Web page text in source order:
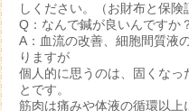
しください。（お財布と保険
Q：なんで鍼が良いんですか
A：血流の改善、細胞間質液
りますが
個人的に思うのは、固くなっ
とです。
筋肉は痛みや体液の循環以上